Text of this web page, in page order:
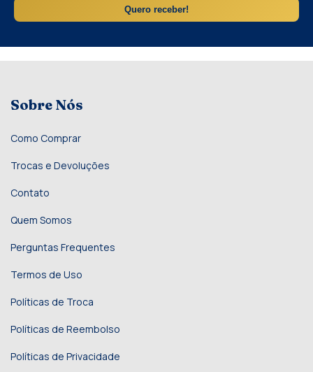
Quero receber!
Sobre Nós
Como Comprar
Trocas e Devoluções
Contato
Quem Somos
Perguntas Frequentes
Termos de Uso
Políticas de Troca
Políticas de Reembolso
Políticas de Privacidade